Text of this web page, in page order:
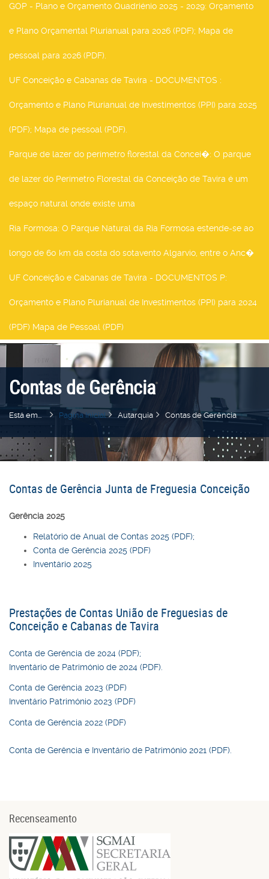
GOP - Plano e Orçamento Quadriénio 2025 - 2029: Orçamento
e Plano Orçamental Plurianual para 2026 (PDF); Mapa de
pessoal para 2026 (PDF).
UF Conceição e Cabanas de Tavira - DOCUMENTOS :
Orçamento e Plano Plurianual de Investimentos (PPI) para 2025
(PDF); Mapa de pessoal (PDF).
Parque de lazer do perímetro florestal da Concei�: O parque
de lazer do Perímetro Florestal da Conceição de Tavira é um
espaço natural onde existe uma
Ria Formosa: O Parque Natural da Ria Formosa estende-se ao
longo de 60 km da costa do sotavento Algarvio, entre o Anc�
UF Conceição e Cabanas de Tavira - DOCUMENTOS P:
Orçamento e Plano Plurianual de Investimentos (PPI) para 2024
(PDF) Mapa de Pessoal (PDF)
Contas de Gerência
Está em... Pagina Inicial Autarquia Contas de Gerência
Contas de Gerência Junta de Freguesia Conceição
Gerência 2025
Relatório de Anual de Contas 2025 (PDF);
Conta de Gerência 2025 (PDF)
Inventário 2025
Prestações de Contas União de Freguesias de
Conceição e Cabanas de Tavira
Conta de Gerência de 2024 (PDF);
Inventário de Património de 2024 (PDF).
Conta de Gerência 2023 (PDF)
Inventário Património 2023 (PDF)
Conta de Gerência 2022 (PDF)
Conta de Gerência e Inventário de Património 2021 (PDF).
Recenseamento